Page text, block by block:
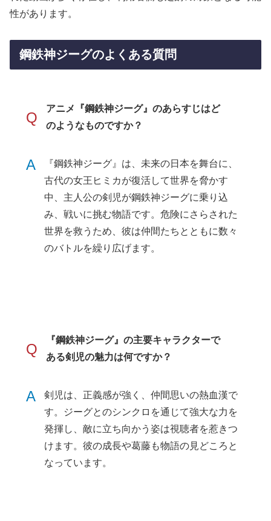
性があります。
鋼鉄神ジーグのよくある質問
Q
アニメ『鋼鉄神ジーグ』のあらすじはど
のようなものですか？
A
『鋼鉄神ジーグ』は、未来の日本を舞台に、
古代の女王ヒミカが復活して世界を脅かす
中、主人公の剣児が鋼鉄神ジーグに乗り込
み、戦いに挑む物語です。危険にさらされた
世界を救うため、彼は仲間たちとともに数々
のバトルを繰り広げます。
Q
『鋼鉄神ジーグ』の主要キャラクターで
ある剣児の魅力は何ですか？
A
剣児は、正義感が強く、仲間思いの熱血漢で
す。ジーグとのシンクロを通じて強大な力を
発揮し、敵に立ち向かう姿は視聴者を惹きつ
けます。彼の成長や葛藤も物語の見どころと
なっています。